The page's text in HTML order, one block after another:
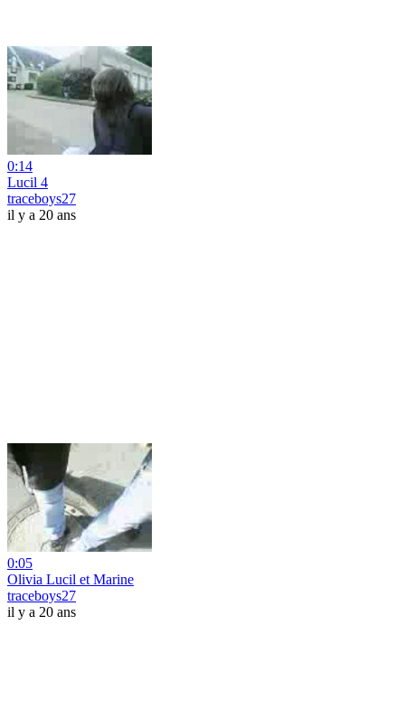
0:14
Lucil 4
traceboys27
il y a 20 ans
0:05
Olivia Lucil et Marine
traceboys27
il y a 20 ans